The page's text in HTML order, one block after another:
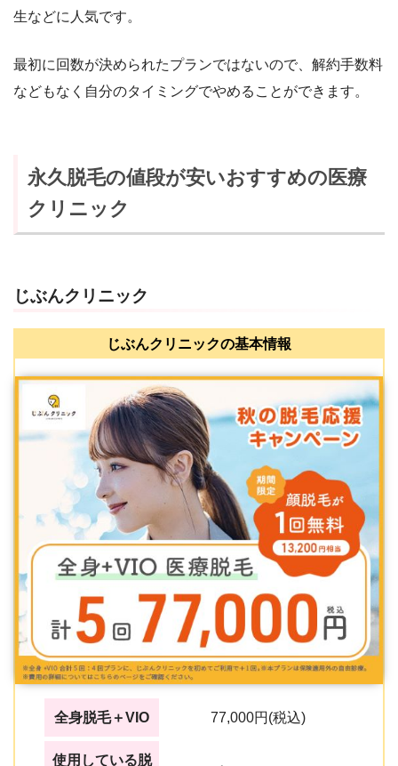
生などに人気です。
最初に回数が決められたプランではないので、解約手数料
などもなく自分のタイミングでやめることができます。
永久脱毛の値段が安いおすすめの医療
クリニック
じぶんクリニック
じぶんクリニックの基本情報
全身脱毛＋VIO 77,000円(税込)
使用している脱